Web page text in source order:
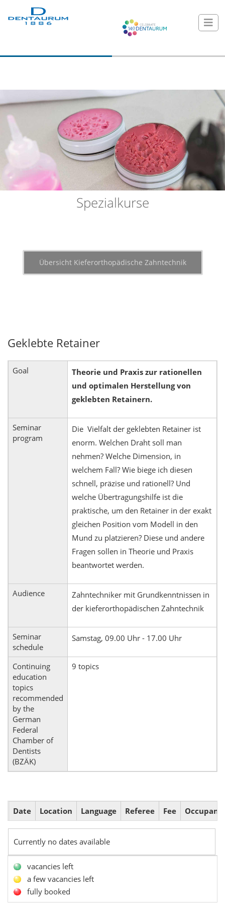
Spezialkurse
Übersicht Kieferorthopädische Zahntechnik
Geklebte Retainer
Goal
Theorie und Praxis zur rationellen
und optimalen Herstellung von
geklebten Retainern.
Seminar
program
Die Vielfalt der geklebten Retainer ist
enorm. Welchen Draht soll man
nehmen? Welche Dimension, in
welchem Fall? Wie biege ich diesen
schnell, präzise und rationell? Und
welche Übertragungshilfe ist die
praktische, um den Retainer in der exakt
gleichen Position vom Modell in den
Mund zu platzieren? Diese und andere
Fragen sollen in Theorie und Praxis
beantwortet werden.
Audience
Zahntechniker mit Grundkenntnissen in
der kieferorthopädischen Zahntechnik
Seminar
schedule
Samstag, 09.00 Uhr - 17.00 Uhr
Continuing
education
topics
recommended
by the
German
Federal
Chamber of
Dentists
(BZÄK)
9 topics
Date Location Language Referee Fee
Currently no dates available
vacancies left
a few vacancies left
fully booked